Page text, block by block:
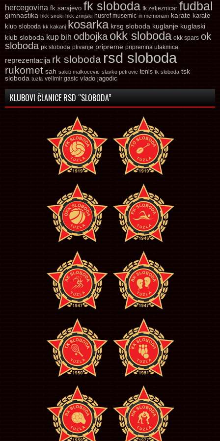
hercegovina fk sarajevo fk sloboda fk zeljeznicar fudbal
gimnastika hkk siroki hkk zrinjski husref musemic in memoriam karate karate
klub sloboda kk kakanj kosarka krsg sloboda kuglanje kuglaski
klub sloboda kup bih odbojka okk sloboda okk spars ok
sloboda pk sloboda plivanje pripreme pripremna utakmica
reprezentacija rk sloboda rsd sloboda
rukomet sah sakib malkocevic slavko petrovic tenis tk sloboda tsk
sloboda tuzla velimir gasic vlado jagodic
KLUBOVI ČLANICE RSD “SLOBODA”